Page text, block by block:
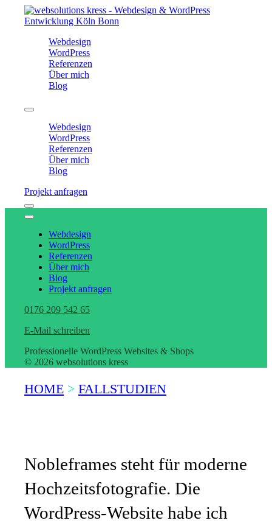
Webdesign
WordPress
Referenzen
Über mich
Blog
Webdesign
WordPress
Referenzen
Über mich
Blog
Projekt anfragen
Webdesign
WordPress
Referenzen
Über mich
Blog
Projekt anfragen
0176 209 542 65
E-Mail schreiben
Professionelle WordPress Websites & Shops
© 2026 websolutions kress
HOME > FALLSTUDIEN
Nobleframes steht für moderne
Hochzeitsfotografie. Die
WordPress-Website habe ich